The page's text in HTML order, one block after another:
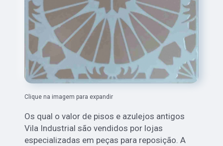
Clique na imagem para expandir
Os qual o valor de pisos e azulejos antigos
Vila Industrial são vendidos por lojas
especializadas em peças para reposição. A